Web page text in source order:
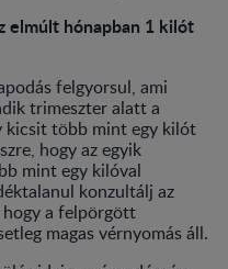
elmúlt hónapban 1 kilót
felgyorsul, ami
trimeszter alatt a
kicsit több mint egy kilót
hogy az egyik
mint egy kilóval
konzultálj az
a felpörgött
magas vérnyomás áll.